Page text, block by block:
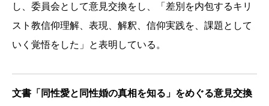
し、委員会として意見交換をし、「差別を内包するキリ
スト教信仰理解、表現、解釈、信仰実践を、課題として
いく覚悟をした」と表明している。
文書「同性愛と同性婚の真相を知る」をめぐる意見交換